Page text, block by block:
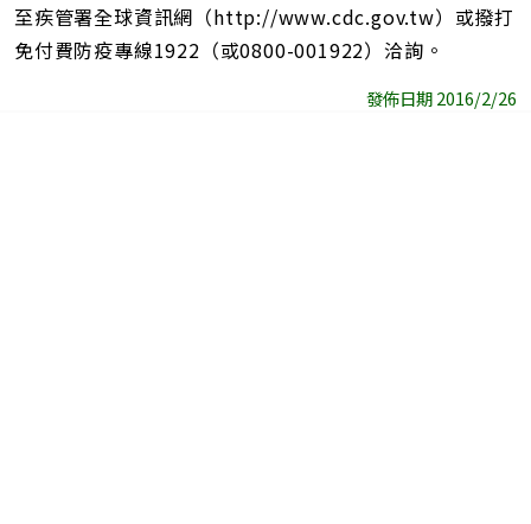
至疾管署全球資訊網（http://www.cdc.gov.tw）或撥打
免付費防疫專線1922（或0800-001922）洽詢。
發佈日期 2016/2/26